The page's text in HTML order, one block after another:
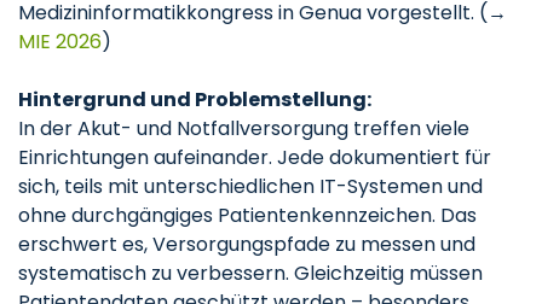
Medizininformatikkongress in Genua vorgestellt. (→
MIE 2026)
Hintergrund und Problemstellung:
In der Akut- und Notfallversorgung treffen viele
Einrichtungen aufeinander. Jede dokumentiert für
sich, teils mit unterschiedlichen IT-Systemen und
ohne durchgängiges Patientenkennzeichen. Das
erschwert es, Versorgungspfade zu messen und
systematisch zu verbessern. Gleichzeitig müssen